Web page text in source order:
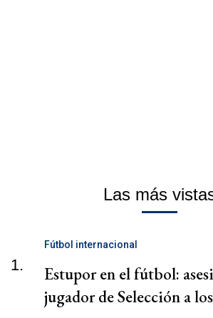
Las más
1.
Fútbol internacional
Estupor en el fútbol:
jugador de Selección a